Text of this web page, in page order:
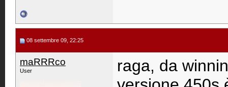
08 settembre 09, 22:25
maRRRco
User
raga, da